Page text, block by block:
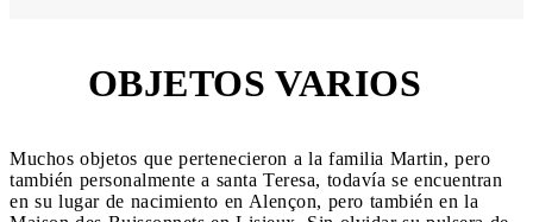
OBJETOS VARIOS
Muchos objetos que pertenecieron a la familia Martin, pero
también personalmente a santa Teresa, todavía se encuentran
en su lugar de nacimiento en Alençon, pero también en la